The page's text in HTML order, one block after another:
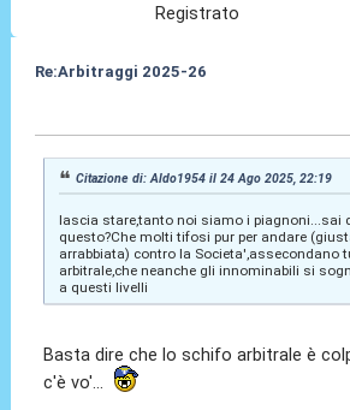
Registrato
Re:Arbitraggi 2025-26
Citazione di: Aldo1954 il 24 Ago 2025, 22:19
lascia stare,tanto noi siamo i piagnoni...sai
questo?Che molti tifosi pur per andare
arrabbiata) contro la Societa',assecondano
arbitrale,che neanche gli innominabili si
a questi livelli
Basta dire che lo schifo arbitrale è
c'è vo'...